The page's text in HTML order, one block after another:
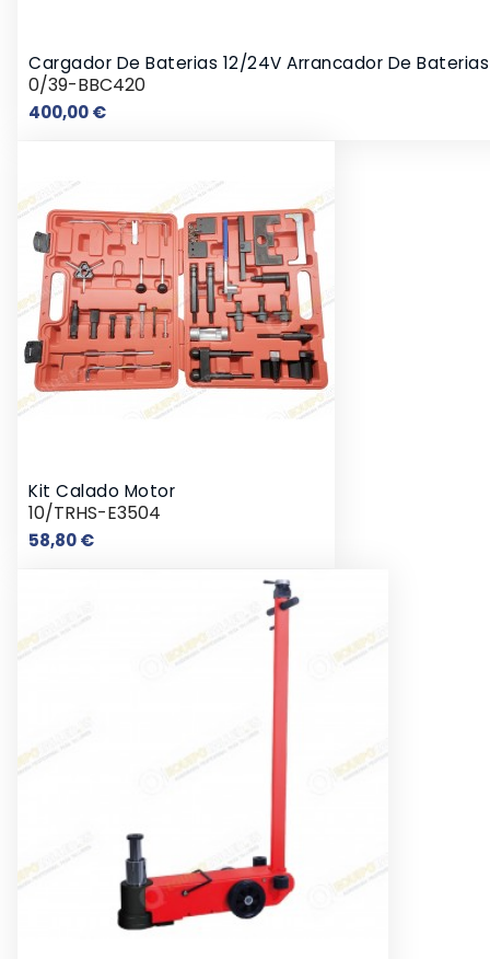
Cargador De Baterias 12/24V Arrancador De
0/39-BBC420
400,00 €Precio
Kit Calado Motor
10/TRHS-E3504
58,80 €Precio